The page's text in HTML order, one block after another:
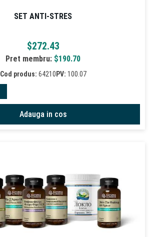
SET ANTI-STRES
$272.43
Pret membru: $190.70
Cod produs: 64210 PV: 100.07
Adauga in cos